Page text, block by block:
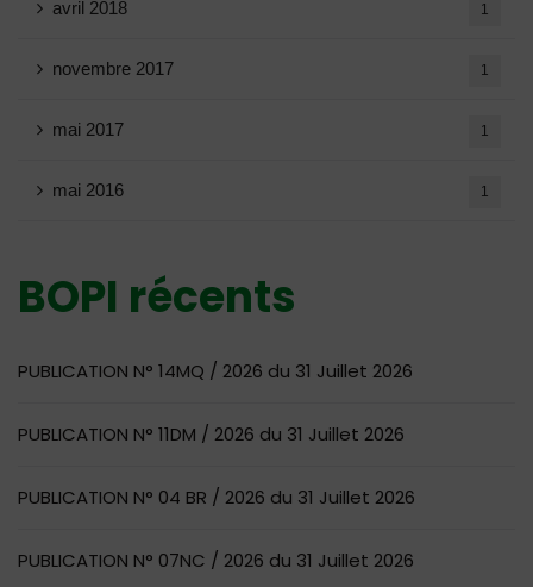
avril 2018 1
novembre 2017 1
mai 2017 1
mai 2016 1
BOPI récents
PUBLICATION N° 14MQ / 2026 du 31 Juillet 2026
PUBLICATION N° 11DM / 2026 du 31 Juillet 2026
PUBLICATION N° 04 BR / 2026 du 31 Juillet 2026
PUBLICATION N° 07NC / 2026 du 31 Juillet 2026